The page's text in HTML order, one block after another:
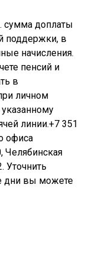
сумма доплаты
поддержки, в
начисления.
пенсий и
в
личном
линии.+7 351
офиса
Челябинская
Уточнить
дни вы можете